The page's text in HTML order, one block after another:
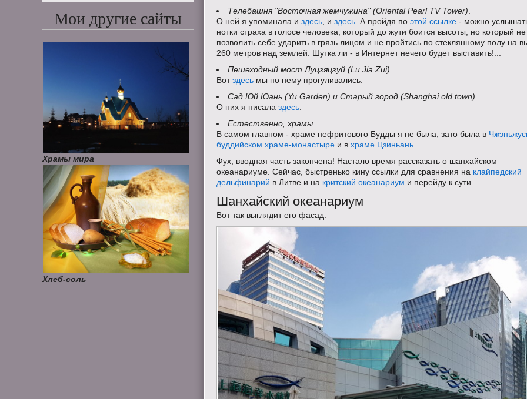
Телебашня "Восточная жемчужина" (Oriental Pearl TV Tower).
О ней я упоминала издесь, издесь. А пройдя поэтой ссылке - можно
нотки страха в голосе человека, который до жути боится высоты, но который
позволить себе ударить в грязь лицом и не пройтись по стеклянному полу на
260 метров над землей. Шутка ли - в Интернет нечего будет выставить!...
Пешеходный мост Луцзяцзуй (Lu Jia Zui).
Вотздесь мы по нему прогуливались.
Сад Юй Юань (Yu Garden) и Старый город (Shanghai old town)
O них я писалаздесь.
Естественно, храмы.
В самом главном - храме нефритового Будды я не была, зато была в
буддийском храме-монастыре и вхраме Цзиньань.
Фух, вводная часть закончена! Настало время рассказать о шанхайском
океанариуме. Сейчас, быстренько кину ссылки для сравнения на клайпедский
дельфинарий в Литве и на критский океанариум и перейду к сути.
Шанхайский океанариум
Вот так выглядит его фасад:
Мои другие сайты
Храмы мира
Хлеб-соль